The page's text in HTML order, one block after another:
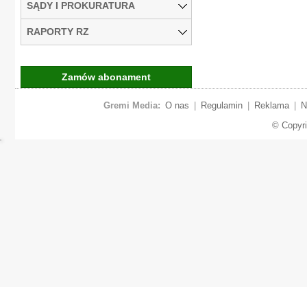
SĄDY I PROKURATURA
RAPORTY RZ
Zamów abonament
Gremi Media: O nas Regulamin Reklama
©